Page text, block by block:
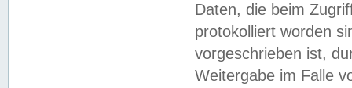
Daten, die beim
protokolliert worden
vorgeschrieben ist,
Weitergabe im Falle